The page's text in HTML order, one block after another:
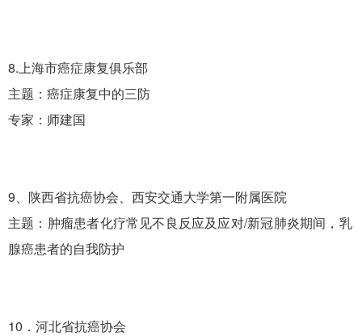
8.上海市癌症康复俱乐部
主题：癌症康复中的三防
专家：师建国
9、陕西省抗癌协会、西安交通大学第一附属医院
主题：肿瘤患者化疗常见不良反应及应对/新冠肺炎期间，乳
腺癌患者的自我防护
10．河北省抗癌协会